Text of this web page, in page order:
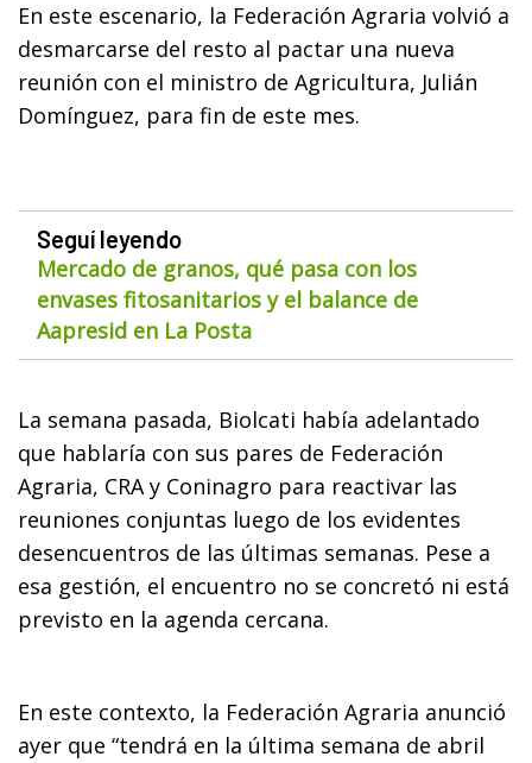
En este escenario, la Federación Agraria volvió a
desmarcarse del resto al pactar una nueva
reunión con el ministro de Agricultura, Julián
Domínguez, para fin de este mes.
Seguí leyendo
Mercado de granos, qué pasa con los
envases fitosanitarios y el balance de
Aapresid en La Posta
La semana pasada, Biolcati había adelantado
que hablaría con sus pares de Federación
Agraria, CRA y Coninagro para reactivar las
reuniones conjuntas luego de los evidentes
desencuentros de las últimas semanas. Pese a
esa gestión, el encuentro no se concretó ni está
previsto en la agenda cercana.
En este contexto, la Federación Agraria anunció
ayer que “tendrá en la última semana de abril